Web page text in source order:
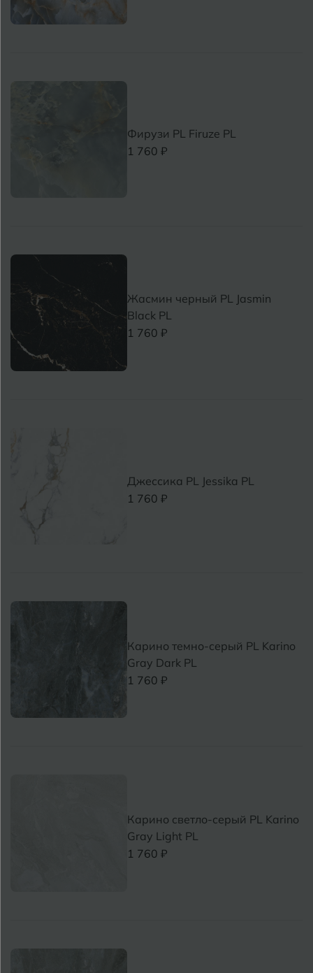
Фирузи PL Firuze PL
1 760 ₽
Жасмин черный PL Jasmin
Black PL
1 760 ₽
Джессика PL Jessika PL
1 760 ₽
Карино темно-серый PL Karino
Gray Dark PL
1 760 ₽
Карино светло-серый PL Karino
Gray Light PL
1 760 ₽